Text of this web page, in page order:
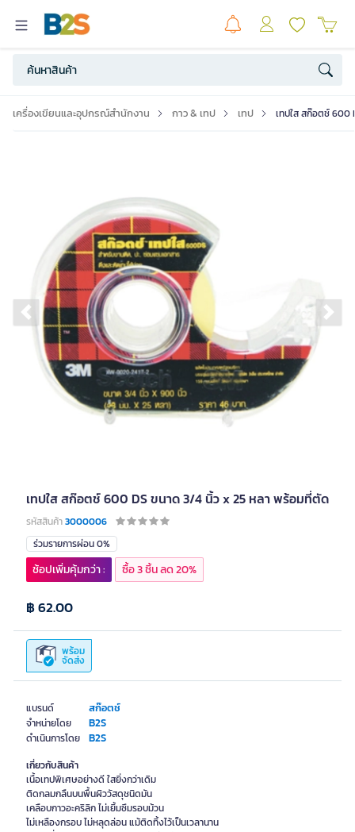
เครื่องเขียนและอุปกรณ์สำนักงาน กาว & เทป เทป เทปใส สก๊อตช์ 600
Previous slide
เทปใส สก๊อตช์ 600 DS ขนาด 3/4 นิ้ว x 25 หลา พร้อมที่ตัด
รหัสสินค้า3000006
แบรนด์ สก๊อตช์
จำหน่ายโดย B2S
ดำเนินการโดย B2S
ร่วมรายการผ่อน 0%
พร้อม
จัดส่ง
฿ 62.00
ช้อปเพิ่มคุ้มกว่า : ซื้อ 3 ชิ้น ลด 20%
เกี่ยวกับสินค้า
เนื้อเทปพิเศษอย่างดี ใสยิ่งกว่าเดิม
ติดกลมกลืนบนพื้นผิววัสดุชนิดมัน
เคลือบกาวอะคริลิก ไม่เยิ้มซึมรอบม้วน
ไม่เหลืองกรอบ ไม่หลุดล่อน แม้ติดทิ้งไว้เป็นเวลานาน